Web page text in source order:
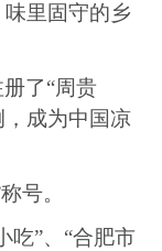
味里固守的乡
了“周贵
成为中国凉
称号。
吃”、 “合肥市